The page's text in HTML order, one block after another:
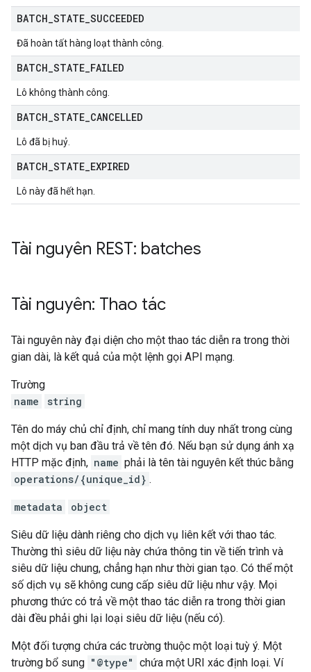
BATCH STATE SUCCEEDED
Đã hoàn tất hàng loạt thành công.
BATCH STATE FAILED
Lô không thành công.
BATCH STATE CANCELLED
Lô đã bị huỷ.
BATCH STATE EXPIRED
Lô này đã hết hạn.
Tài nguyên REST: batches
Tài nguyên: Thao tác
Tài nguyên này đại diện cho một thao tác diễn ra trong thời
gian dài, là kết quả của một lệnh gọi API mạng.
Trường
name
string
Tên do máy chủ chỉ định, chỉ mang tính duy nhất trong cùng
một dịch vụ ban đầu trả về tên đó. Nếu bạn sử dụng ánh xạ
HTTP mặc định, name phải là tên tài nguyên kết thúc bằng
operations/{unique_id} .
metadata object
Siêu dữ liệu dành riêng cho dịch vụ liên kết với thao tác.
Thường thì siêu dữ liệu này chứa thông tin về tiến trình và
siêu dữ liệu chung, chẳng hạn như thời gian tạo. Có thể một
số dịch vụ sẽ không cung cấp siêu dữ liệu như vậy. Mọi
phương thức có trả về một thao tác diễn ra trong thời gian
dài đều phải ghi lại loại siêu dữ liệu (nếu có).
Một đối tượng chứa các trường thuộc một loại tuỳ ý. Một
trường bổ sung "@type" chứa một URI xác định loại. Ví